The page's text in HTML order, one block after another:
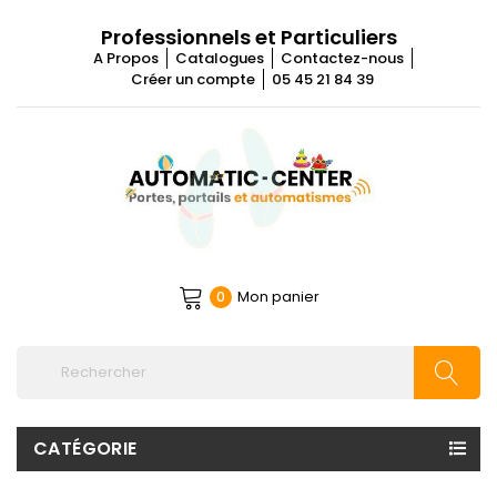
Professionnels et Particuliers
A Propos Catalogues
Contactez-nous
Créer un compte
05 45 21 84 39
0 Mon panier
CATÉGORIE